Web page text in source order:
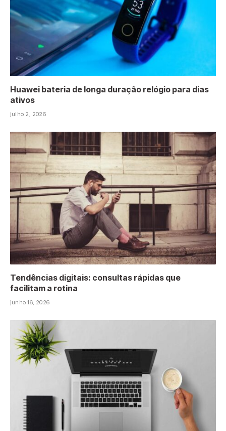
Huawei bateria de longa duração relógio para dias
ativos
julho 2, 2026
Tendências digitais: consultas rápidas que
facilitam a rotina
junho 16, 2026